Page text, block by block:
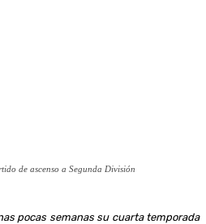
de ascenso a Segunda División
pocas semanas su cuarta temporada